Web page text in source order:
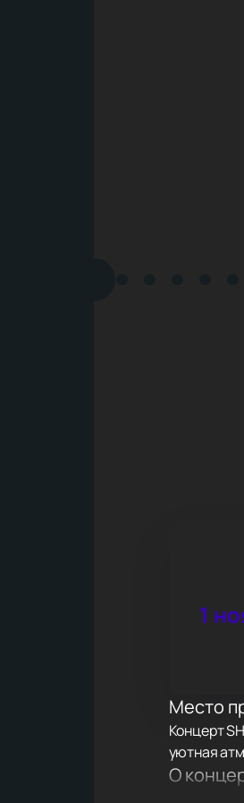
1
Место
Концерт
уютная
О